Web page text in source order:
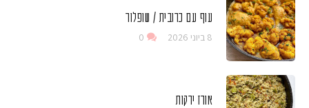
עוף עם כרובית / שופלור
8 ביוני 2026 0
אורז ירקות